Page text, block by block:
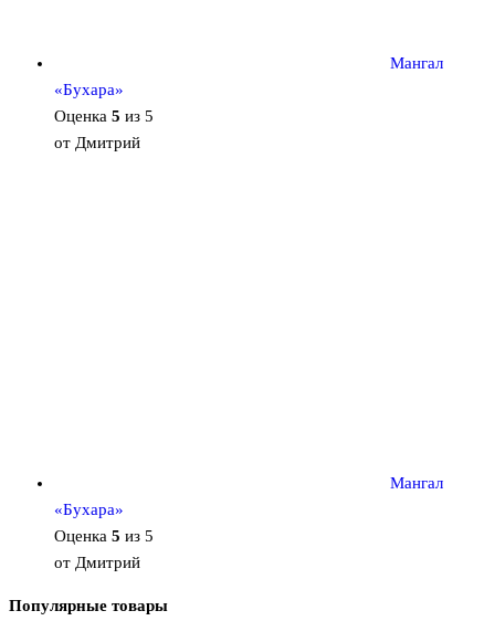
Мангал
«Бухара»
Оценка 5 из 5
от Дмитрий
Мангал
«Бухара»
Оценка 5 из 5
от Дмитрий
Популярные товары